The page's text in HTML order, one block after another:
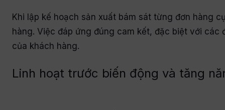
Khi lập kế hoạch sản xuất bám sát từng đơn hàng
hàng. Việc đáp ứng đúng cam kết, đặc biệt với
của khách hàng.
Linh hoạt trước biến động và tăng